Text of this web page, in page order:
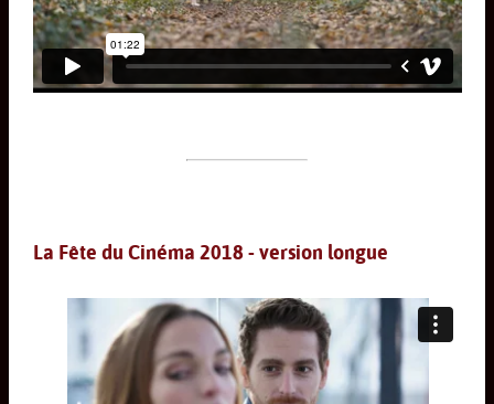
La Fête du Cinéma 2018 - version longue